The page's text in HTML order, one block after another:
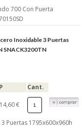
700 Con Puerta
Inoxidable 3 Puertas
SNACK3200TN
Cant.
€
Puertas 1795x600x960h